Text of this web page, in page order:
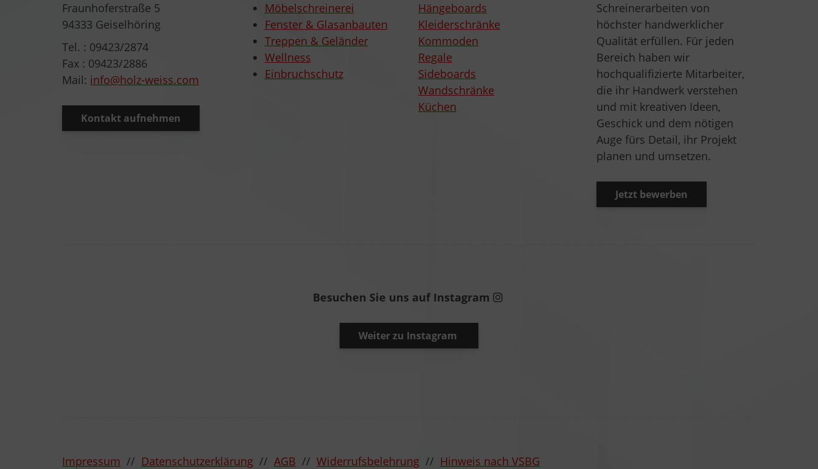
Fraunhoferstraße 5
94333 Geiselhöring
Tel. : 09423/2874
Fax : 09423/2886
Mail: info@holz-weiss.com
Kontakt aufnehmen
Möbelschreinerei
Fenster & Glasanbauten
Treppen & Geländer
Wellness
Einbruchschutz
Hängeboards
Kleiderschränke
Kommoden
Regale
Sideboards
Wandschränke
Küchen
Schreinerarbeiten von
höchster handwerklicher
Qualität erfüllen. Für jeden
Bereich haben wir
hochqualifizierte Mitarbeiter,
die ihr Handwerk verstehen
und mit kreativen Ideen,
Geschick und dem nötigen
Auge fürs Detail, ihr Projekt
planen und umsetzen.
Jetzt bewerben
Besuchen Sie uns auf Instagram
Weiter zu Instagram
Impressum // Datenschutzerklärung // AGB // Widerrufsbelehrung // Hinweis nach VSBG